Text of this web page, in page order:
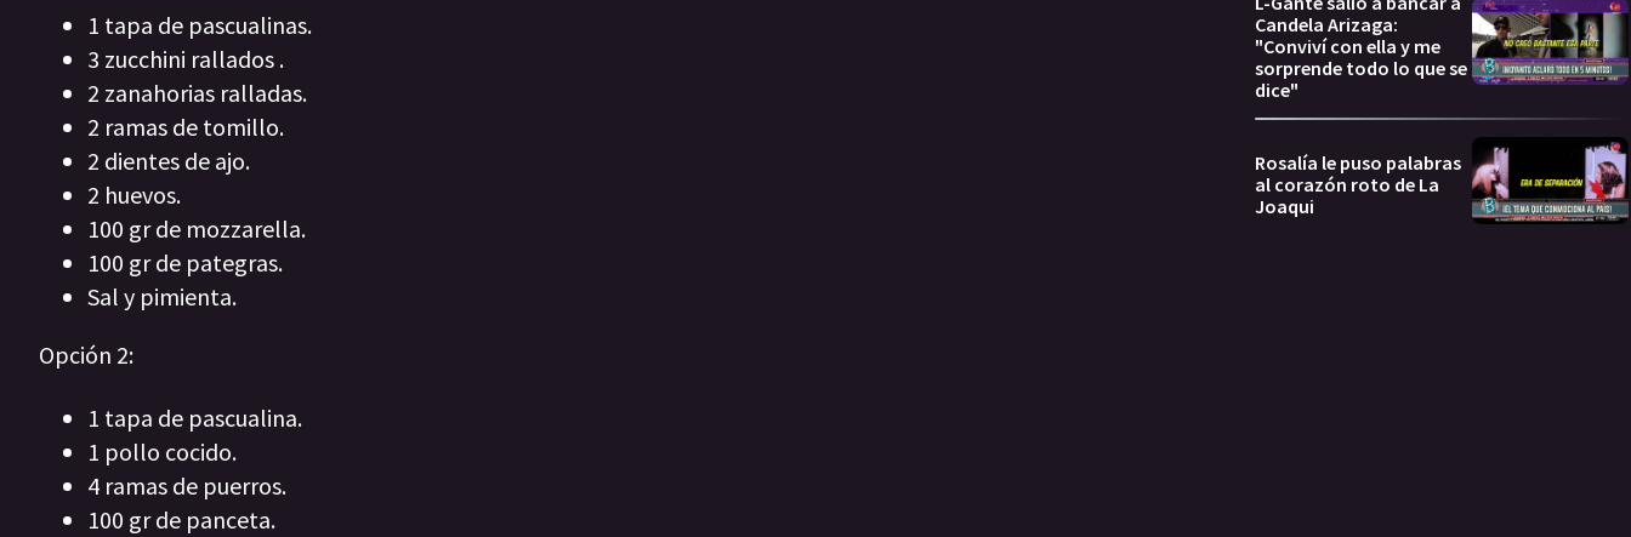
1 tapa de pascualinas.
3 zucchini rallados .
2 zanahorias ralladas.
2 ramas de tomillo.
2 dientes de ajo.
2 huevos.
100 gr de mozzarella.
100 gr de pategras.
Sal y pimienta.
Opción 2:
1 tapa de pascualina.
1 pollo cocido.
4 ramas de puerros.
100 gr de panceta.
Candela Arizaga:
"Conviví con ella y me
sorprende todo lo que se
dice"
Rosalía le puso palabras
al corazón roto de La
Joaqui